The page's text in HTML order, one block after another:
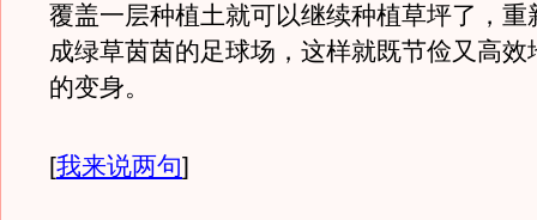
覆盖一层种植土就可以继续种植草坪了，重
成绿草茵茵的足球场，这样就既节俭又高效
的变身。
[我来说两句]